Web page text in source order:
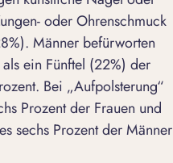
oder Ohrenschmuck
Männer befürworten
ein Fünftel (22%) der
Bei „Aufpolsterung“
Prozent der Frauen und
sechs Prozent der Männer